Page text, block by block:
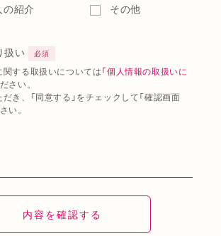
紹介
その他
扱い 必須
する取扱いについては「個人情報の取扱いに
さい。
き、「同意する」をチェックして「確認画面
い。